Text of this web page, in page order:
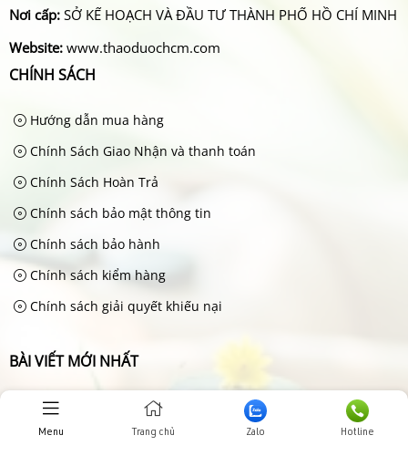
Nơi cấp: SỞ KẾ HOẠCH VÀ ĐẦU TƯ THÀNH PHỐ HỒ CHÍ MINH
Website: www.thaoduochcm.com
CHÍNH SÁCH
Hướng dẫn mua hàng
Chính Sách Giao Nhận và thanh toán
Chính Sách Hoàn Trả
Chính sách bảo mật thông tin
Chính sách bảo hành
Chính sách kiểm hàng
Chính sách giải quyết khiếu nại
BÀI VIẾT MỚI NHẤT
Hướng dẫn mua hàng
Jun 20, 2025
Menu Trang chủ Zalo Hotline